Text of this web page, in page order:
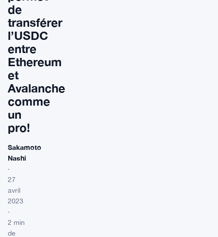
de
transférer
l’USDC
entre
Ethereum
et
Avalanche
comme
un
pro!
Sakamoto
Nashi
·
27
avril
2023
·
2 min
de